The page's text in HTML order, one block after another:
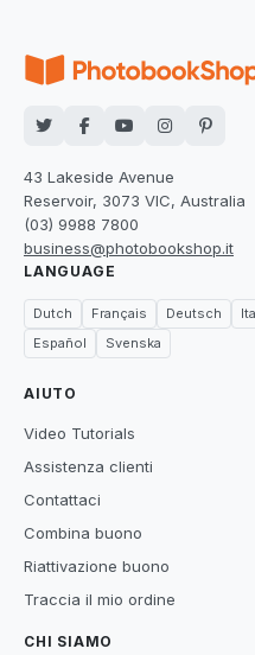
43 Lakeside Avenue
Reservoir, 3073 VIC, Australia
(03) 9988 7800
business@photobookshop.it
LANGUAGE
Dutch Français Deutsch
Español
Svenska
AIUTO
Video Tutorials
Assistenza clienti
Contattaci
Combina buono
Riattivazione buono
Traccia il mio ordine
CHI SIAMO